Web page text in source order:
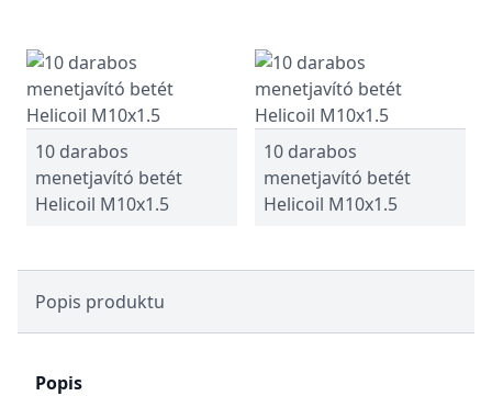
10 darabos
menetjavító betét
Helicoil M10x1.5
10 darabos
menetjavító betét
Helicoil M10x1.5
Popis produktu
Popis